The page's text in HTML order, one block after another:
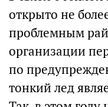
открыто не
проблемным
организации
по
тонкий лед